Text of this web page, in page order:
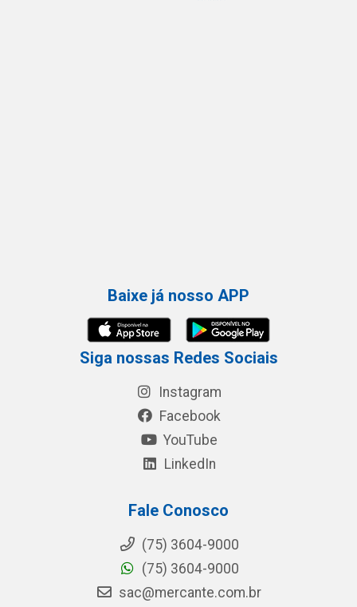
Baixe já nosso APP
Siga nossas Redes Sociais
Instagram
Facebook
YouTube
LinkedIn
Fale Conosco
(75) 3604-9000
(75) 3604-9000
sac@mercante.com.br